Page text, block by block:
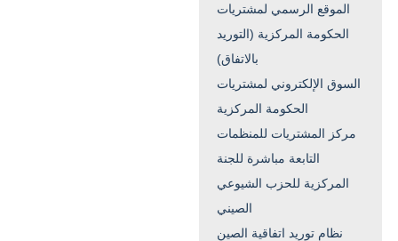
الموقع الرسمي لمشتريات
الحكومة المركزية (التوريد
بالاتفاق)
السوق الإلكتروني لمشتريات
الحكومة المركزية
مركز المشتريات للمنظمات
التابعة مباشرة للجنة
المركزية للحزب الشيوعي
الصيني
نظام توريد اتفاقية الصين